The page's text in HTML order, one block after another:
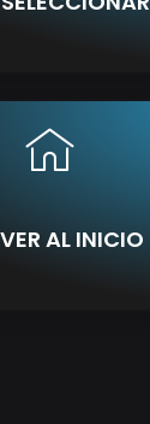
AL INICIO